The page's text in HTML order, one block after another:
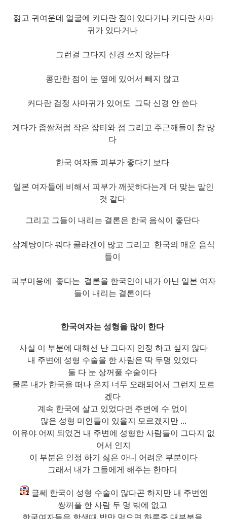
젊고 귀여운데 얼굴에 커다란 점이 있다거나 커다란 사마
귀가 있다거나
그런걸 그다지 신경 쓰지 않는다
콩만한 점이 눈 옆에 있어서 빼지 않고
커다란 검정 사마귀가 있어도 그닥 신경 안 쓴다
게다가 좁쌀처럼 작은 잡티와 점 그리고 주근깨들이 참 많
다
한국 여자들 피부가 좋다기 보다
일본 여자들에 비해서 피부가 깨끗하다는게 더 맞는 말인
것 같다
그리고 그들이 내리는 결론은 한국 음식이 좋단다
삼계탕이다 뭐다 콜라겐이 많고 그리고 한국의 매운 음식
들이
피부미용에 좋다는 결론을 한국인이 내가 아닌 일본 여자
들이 내리는 결론이다
한국여자는 성형을 많이 한다
사실 이 부분에 대해선 난 그다지 인정 하고 싶지 않다
내 주변에 성형 수술을 한 사람은 딱 두명 있었다
둘 다 눈 상꺼풀 수술이다
물론 내가 한국을 떠나 온지 너무 오래되어서 그런지 모르
겠다
계속 한국에 살고 있었다면 주변에 수 없이
많은 성형 미인들이 있을지 모르겠지만 ...
이유야 어찌 되었건 내 주변에 성형한 사람들이 그다지 없
어서 인지
이 부분은 인정 하기 싫은 아니 어려운 부분이다
그래서 내가 그들에게 해주는 한마디
글쎄 한국이 성형 수술이 많다곤 하지만 내 주변엔
쌍꺼풀 한 사람 두 명 밖에 없고
한국여자들은 학생때 밥만 먹으면 하루중 대부분을